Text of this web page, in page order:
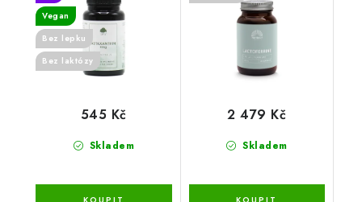
Vegan
Bez lepku
Bez laktózy
Skladem
545 Kč
Skladem
2 479 Kč